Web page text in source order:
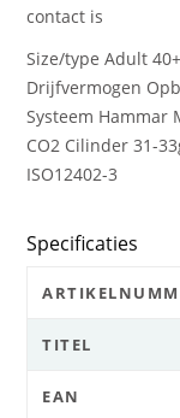
contact is
Size/type Adult
Drijfvermogen
Systeem Hammar
CO2 Cilinder 31-
ISO12402-3
Specificaties
TITEL
EAN